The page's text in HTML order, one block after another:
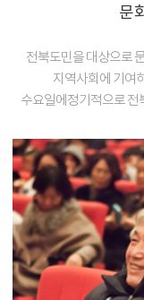
문
전북도민을 대상으로
지역사회에 기여
수요일에 정기적으로 전